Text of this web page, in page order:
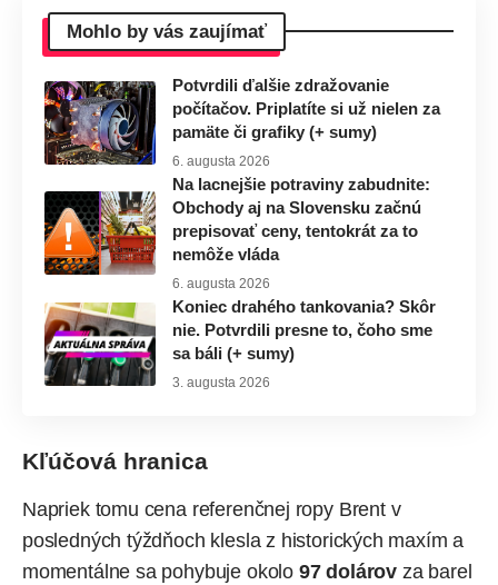
Mohlo by vás zaujímať
Potvrdili ďalšie zdražovanie
počítačov. Priplatíte si už nielen za
pamäte či grafiky (+ sumy)
6. augusta 2026
Na lacnejšie potraviny zabudnite:
Obchody aj na Slovensku začnú
prepisovať ceny, tentokrát za to
nemôže vláda
6. augusta 2026
Koniec drahého tankovania? Skôr
nie. Potvrdili presne to, čoho sme
sa báli (+ sumy)
3. augusta 2026
Kľúčová hranica
Napriek tomu cena referenčnej ropy Brent v
posledných týždňoch klesla z historických maxím a
momentálne sa pohybuje okolo 97 dolárovza barel